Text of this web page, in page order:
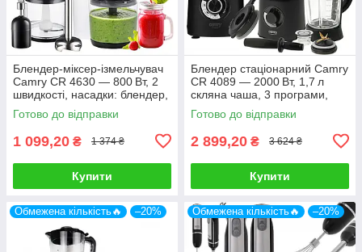
Блендер-міксер-ізмельчувач
Camry CR 4630 — 800 Вт, 2
швидкості, насадки: блендер,
вінчик, подрібнювач 500 мл
Готово до відправки
1 099,20 ₴ 1 374 ₴
Купити
Блендер стаціонарний Camry
CR 4089 — 2000 Вт, 1,7 л
скляна чаша, 3 програми,
титанові леза
Готово до відправки
2 899,20 ₴ 3 624 ₴
Купити
Обмежена кількість🔥 –20% Обмежена кількість🔥 –20%